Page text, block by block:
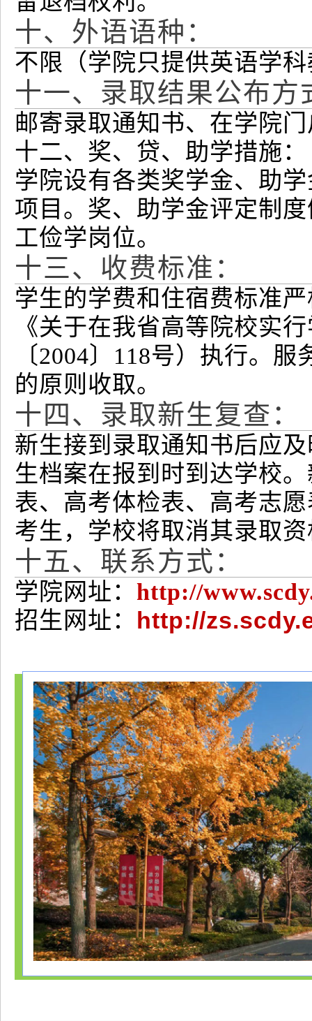
十、外语语种：
不限（学院只提供英语学
十一、录取结果公布方
邮寄录取通知书、在学院
十二、奖、贷、助学措施：
学院设有各类奖学金、助
项目。奖、助学金评定制
工俭学岗位。
十三、收费标准：
学生的学费和住宿费标准
《关于在我省高等院校实
〔2004〕118号）执行。
的原则收取。
十四、录取新生复查：
新生接到录取通知书后应
生档案在报到时到达学校
表、高考体检表、高考志
考生，学校将取消其录取
十五、联系方式：
学院网址： http://
招生网址： http://